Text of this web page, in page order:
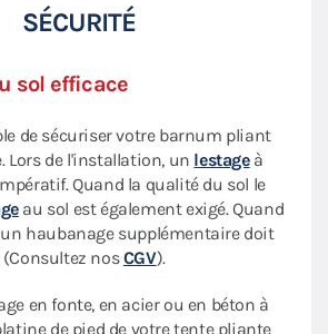
SÉCURITÉ
sol efficace
de sécuriser votre barnum pliant
Lors de l'installation, un lestageà
Quand la qualité du sol le
au sol est également exigé. Quand
un haubanage supplémentaire doit
nosCGV).
en fonte, en acier ou en béton à
de pied de votre tente pliante